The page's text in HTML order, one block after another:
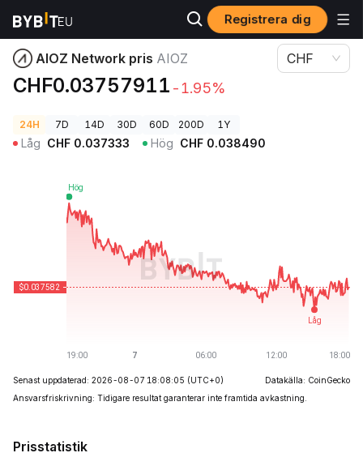
Registrera dig
Kryptopriser AIOZ Network pris AIOZ
AIOZ Network pris AIOZ
CHF0.03757911 -1.95%
CHF
24H 7D 14D 30D 60D 200D 1Y
Låg CHF 0.037333 Hög CHF 0.038490
Senast uppdaterad: 2026-08-07 18:08:05 (UTC+0)
Datakälla: CoinGecko
Ansvarsfriskrivning: Tidigare resultat garanterar inte framtida avkastning.
Prisstatistik